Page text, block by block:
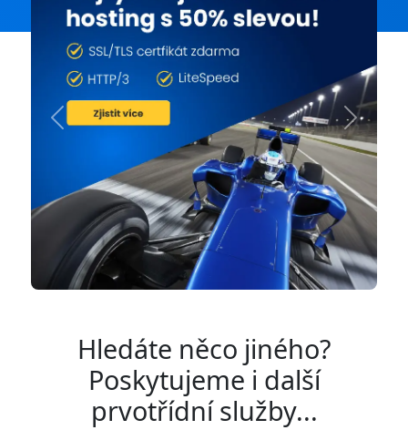
Previous Next
Hledáte něco jiného?
Poskytujeme i další
prvotřídní služby...